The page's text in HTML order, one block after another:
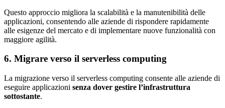
Questo approccio migliora la scalabilità e la manutenibilità delle
applicazioni, consentendo alle aziende di rispondere rapidamente
alle esigenze del mercato e di implementare nuove funzionalità con
maggiore agilità.
6. Migrare verso il serverless computing
La migrazione verso il serverless computing consente alle aziende di
eseguire applicazioni senza dover gestire l’infrastruttura
sottostante.